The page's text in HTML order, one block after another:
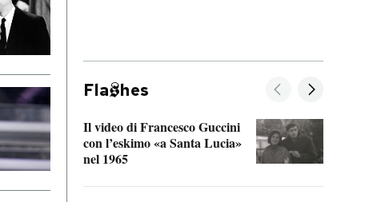
Fla hes
Il video di Francesco Guccini
con l’eskimo «a Santa Lucia»
nel 1965